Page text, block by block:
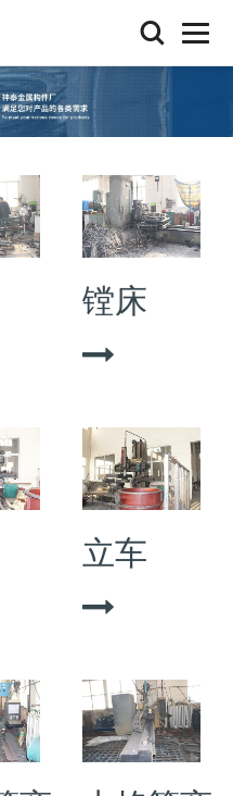
镗床
立车